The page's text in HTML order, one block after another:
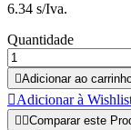
6.34 s/Iva.
Quantidade
Adicionar ao
Adicionar à
 Comparar este